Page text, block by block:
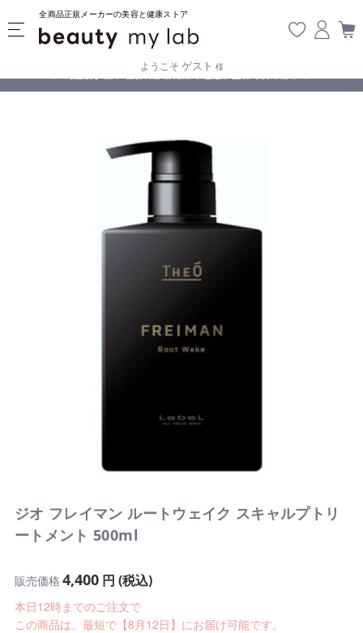
全商品正規メーカーの美容と健康ストア
ようこそ ゲスト 様
【重要】熊本地震の影響により遅延が生じております
ジオ フレイマン ルートウェイク スキャルプトリ
ートメント 500ml
販売価格 4,400円 (税込)
本日12時までのご注文で
この商品は、最短で【8月12日】にお届け可能です。